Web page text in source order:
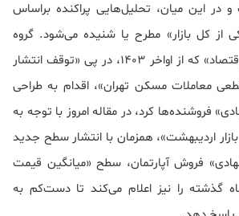
این میان، تحلیل‌هایی پراکنده براساس
کل بازار» مطرح یا شنیده می‌شود. گروه
مسکن روزنامه «دنیای‌اقتصاد» که از اواخر 1403، در پی «توقف انتشار
معاملات مسکن تهران»، اقدام به طراحی
فروشنده‌ها کرد، در مقاله امروز با توجه به
اردیبهشت»، همزمان با انتشار سطح جدید
فروش آپارتمان، سطح «میانگین قیمت
گذشته را نیز اعلام می‌کند تا دست‌کم به